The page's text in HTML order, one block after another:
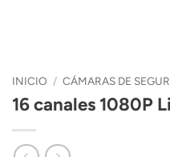
INICIO / CÁMARAS DE
16 canales 1080P